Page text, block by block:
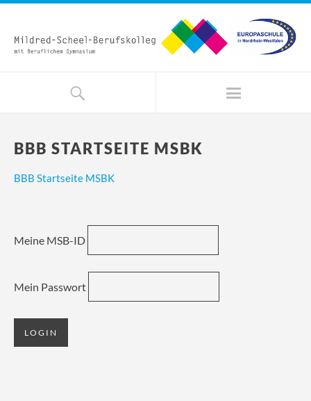
BBB STARTSEITE MSBK
BBB Startseite MSBK
Meine MSB-ID
Mein Passwort